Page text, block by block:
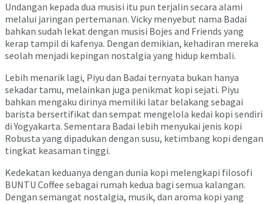
Undangan kepada dua musisi itu pun terjalin secara alami
melalui jaringan pertemanan. Vicky menyebut nama Badai
bahkan sudah lekat dengan musisi Bojes and Friends yang
kerap tampil di kafenya. Dengan demikian, kehadiran mereka
seolah menjadi kepingan nostalgia yang hidup kembali.
Lebih menarik lagi, Piyu dan Badai ternyata bukan hanya
sekadar tamu, melainkan juga penikmat kopi sejati. Piyu
bahkan mengaku dirinya memiliki latar belakang sebagai
barista bersertifikat dan sempat mengelola kedai kopi sendiri
di Yogyakarta. Sementara Badai lebih menyukai jenis kopi
Robusta yang dipadukan dengan susu, ketimbang kopi dengan
tingkat keasaman tinggi.
Kedekatan keduanya dengan dunia kopi melengkapi filosofi
BUNTU Coffee sebagai rumah kedua bagi semua kalangan.
Dengan semangat nostalgia, musik, dan aroma kopi yang